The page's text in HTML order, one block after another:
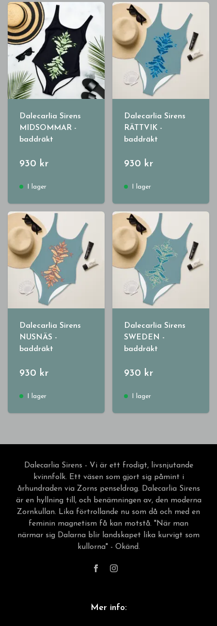
Dalecarlia Sirens
MIDSOMMAR -
baddräkt
930 kr
I lager
Dalecarlia Sirens
RÄTTVIK -
baddräkt
930 kr
I lager
Dalecarlia Sirens
NUSNÄS -
baddräkt
930 kr
I lager
Dalecarlia Sirens
SWEDEN -
baddräkt
930 kr
I lager
Dalecarlia Sirens - Vi är ett frodigt, livsnjutande
kvinnfolk. Ett väsen som gjort sig påmint i
århundraden via Zorns penseldrag. Dalecarlia Sirens
är en hyllning till, och benämningen av, den moderna
Zornkullan. Lika förtrollande nu som då och med en
feminin magnetism få kan motstå. "När man
närmar sig Dalarna blir landskapet lika kurvigt som
kullorna" - Okänd.
Mer info: